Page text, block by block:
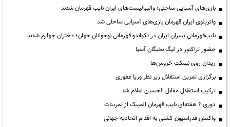
بازی‌های آسیایی ساحلی؛ والیبالیست‌های ایران نایب قهرمان شدند
واترپلوی ایران قهرمان بازی‌های آسیایی ساحلی شد
نایب‌قهرمانی پسران ایران در تکواندو قهرمانی نوجوانان جهان؛ دختران چهارم شدند
حضور تراکتور در لیگ نخبگان آسیا
زیدان روی نیمکت خروس‌ها
برگزاری تمرین استقلال زیر نظر وریا غفوری
ترکیب استقلال مقابل الحسین اعلام شد
دوری ۶ هفته‌ای نایب قهرمان المپیک از تمرینات
واکنش فدراسیون کشتی به اقدام اتحادیه جهانی